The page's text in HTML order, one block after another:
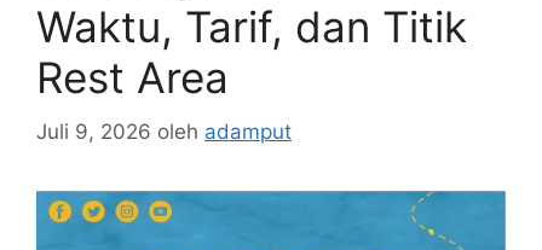
Waktu, Tarif, dan Titik
Rest Area
Juli 9, 2026 oleh adamput